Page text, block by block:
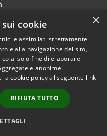
Copyright © 2026 • Comune di
San Giorgio Bigarello •
Powered byMunicipium
Accesso redazione
×
cookie
e assimilati strettamente
e alla navigazione del sito,
al solo fine di elaborare
e anonime.
cookie policy al seguente link
RIFIUTA TUTTO